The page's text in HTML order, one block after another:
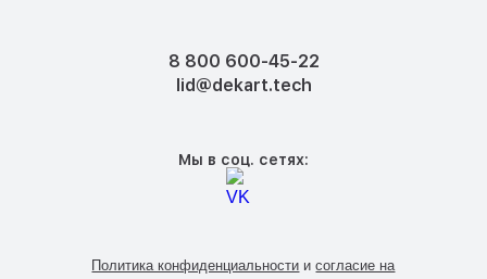
8 800 600-45-22
lid@dekart.tech
Мы в соц. сетях:
Политика конфиденциальности исогласие на